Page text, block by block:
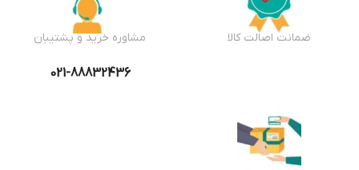
ضمانت اصالت کالا مشاوره خرید و پشتیبان
021-88832436